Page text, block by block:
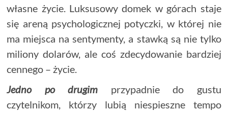
własne życie. Luksusowy domek w górach staje
się areną psychologicznej potyczki, w której nie
ma miejsca na sentymenty, a stawką są nie tylko
miliony dolarów, ale coś zdecydowanie bardziej
cennego – życie.
Jedno po drugim przypadnie do gustu
czytelnikom, którzy lubią niespieszne tempo